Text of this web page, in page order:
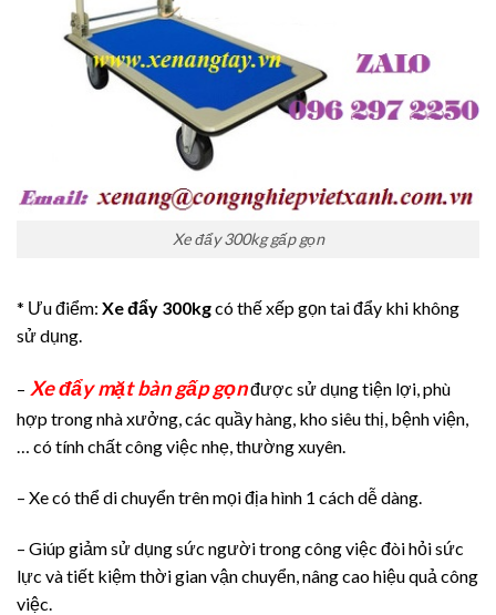
Xe đẩy 300kg gấp gọn
* Ưu điểm: Xe đẩy 300kgcó thế xếp gọn tai đẩy khi không
sử dụng.
– Xe đẩy mặt bàn gấp gọnđược sử dụng tiện lợi, phù
hợp trong nhà xưởng, các quầy hàng, kho siêu thị, bệnh viện,
… có tính chất công việc nhẹ, thường xuyên.
– Xe có thể di chuyển trên mọi địa hình 1 cách dễ dàng.
– Giúp giảm sử dụng sức người trong công việc đòi hỏi sức
lực và tiết kiệm thời gian vận chuyển, nâng cao hiệu quả công
việc.